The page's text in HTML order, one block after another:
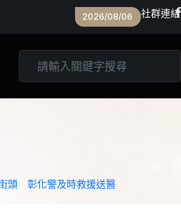
2026/08/06 社群連結
頭 彰化警及時救援送醫